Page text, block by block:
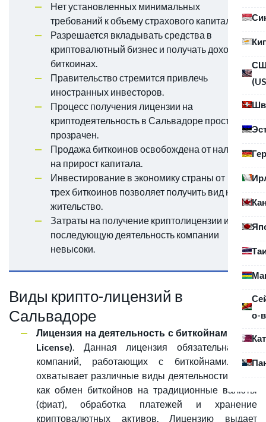
о-
Нет установленных минимальных
требований к объему страхового капитала.
Разрешается вкладывать средства в
криптовалютный бизнес и получать доход в
биткоинах.
Правительство стремится привлечь
иностранных инвесторов.
Процесс получения лицензии на
криптодеятельность в Сальвадоре прост и
прозрачен.
Продажа биткоинов освобождена от налога
на прирост капитала.
Инвестирование в экономику страны от
трех биткоинов позволяет получить вид на
жительство.
Затраты на получение криптолицензии и
последующую деятельность компании
невысоки.
Виды крипто-лицензий в
Сальвадоре
Лицензия на деятельность с биткойнами (BSP
License). Данная лицензия обязательна для
компаний, работающих с биткойнами. Она
охватывает различные виды деятельности, такие
как обмен биткойнов на традиционные валюты
(фиат), обработка платежей и хранение
криптовалютных активов. Лицензию выдает